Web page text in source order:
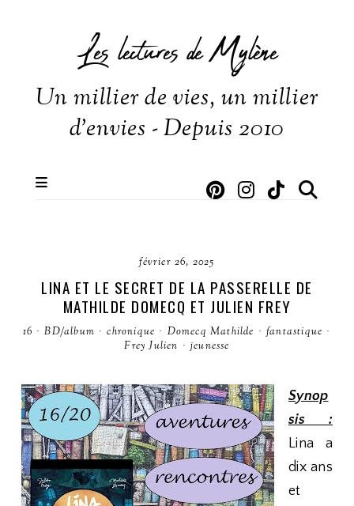
Les lectures de Mylène
Un millier de vies, un millier
d'envies - Depuis 2010
février 26, 2025
LINA ET LE SECRET DE LA PASSERELLE DE
MATHILDE DOMECQ ET JULIEN FREY
16 · BD/album · chronique · Domecq Mathilde · fantastique ·
Frey Julien · jeunesse
Synop
sis :
Lina a
dix ans
et